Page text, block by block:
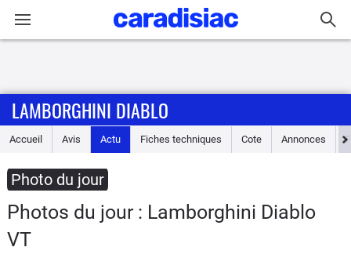
Accueil
Essais
Guide
d'achat
LAMBORGHINI DIABLO
Accueil Avis Actu Fiches techniques Cote Annonces
Photo du jour
Photos du jour : Lamborghini Diablo
VT